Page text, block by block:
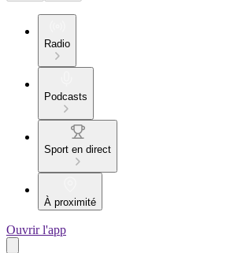
Radio
Podcasts
Sport en direct
À proximité
Ouvrir l'app